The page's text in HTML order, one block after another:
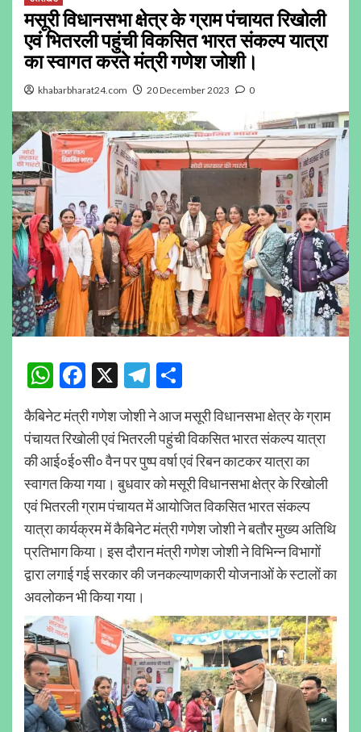
मसूरी विधानसभा क्षेत्र के ग्राम पंचायत रिखोली
एवं भितरली पहुंची विकसित भारत संकल्प यात्रा
का स्वागत करते मंत्री गणेश जोशी।
khabarbharat24.com 20 December 2023 0
WhatsApp
Facebook
X Telegram
कैबिनेट मंत्री गणेश जोशी ने आज मसूरी विधानसभा क्षेत्र के ग्राम
पंचायत रिखोली एवं भितरली पहुंची विकसित भारत संकल्प यात्रा
की आई०ई०सी० वैन पर पुष्प वर्षा एवं रिबन काटकर यात्रा का
स्वागत किया गया। बुधवार को मसूरी विधानसभा क्षेत्र के रिखोली
एवं भितरली ग्राम पंचायत में आयोजित विकसित भारत संकल्प
यात्रा कार्यक्रम में कैबिनेट मंत्री गणेश जोशी ने बतौर मुख्य अतिथि
प्रतिभाग किया। इस दौरान मंत्री गणेश जोशी ने विभिन्न विभागों
द्वारा लगाई गई सरकार की जनकल्याणकारी योजनाओं के स्टालों का
अवलोकन भी किया गया।